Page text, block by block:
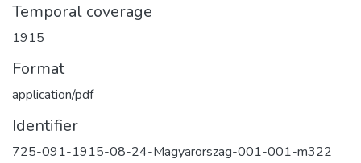
Temporal coverage
1915
Format
application/pdf
Identifier
725-091-1915-08-24-Magyarorszag-001-001-m322